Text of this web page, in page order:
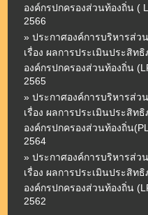
องค์กรปกครองส่วนท้องถิ่น (
2566
» ประกาศองค์การบริหารส่ว
เรื่อง ผลการประเมินประสิท
องค์กรปกครองส่วนท้องถิ่น
2565
» ประกาศองค์การบริหารส่ว
เรื่อง ผลการประเมินประสิท
องค์กรปกครองส่วนท้องถิ่น
2564
» ประกาศองค์การบริหารส่ว
เรื่อง ผลการประเมินประสิท
องค์กรปกครองส่วนท้องถิ่น
2562